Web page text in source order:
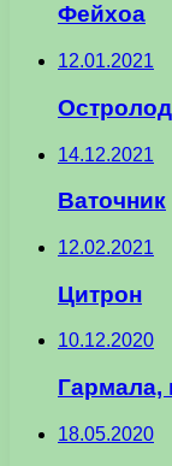
Фейхоа
12.01.2021
14.12.2021
Ваточник
12.02.2021
Цитрон
10.12.2020
Гармала,
18.05.2020